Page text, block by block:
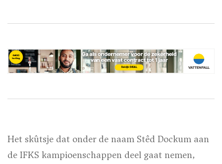
Het skûtsje dat onder de naam Stêd Dockum aan
de IFKS kampioenschappen deel gaat nemen,